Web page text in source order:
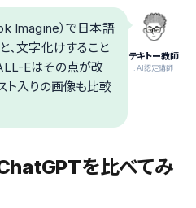
テキトー教師
.AI認定講師
Imagine）で日本語
、文字化けすること
Eはその点が改
ト入りの画像も比較
を比べてみ